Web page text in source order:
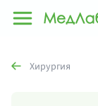
Хирургия